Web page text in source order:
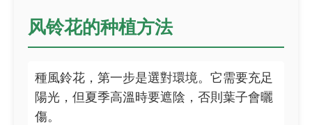
风铃花的种植方法
種風鈴花，第一步是選對環境。它需要充足
陽光，但夏季高溫時要遮陰，否則葉子會曬
傷。